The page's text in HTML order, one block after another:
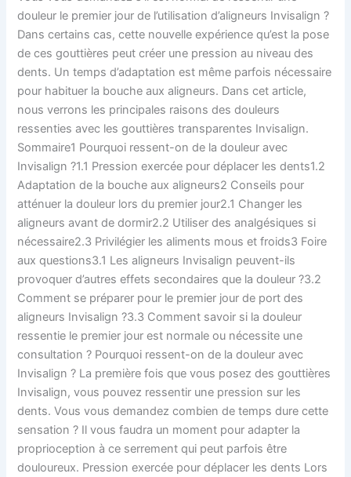
douleur le premier jour de l’utilisation d’aligneurs Invisalign ?
Dans certains cas, cette nouvelle expérience qu’est la pose
de ces gouttières peut créer une pression au niveau des
dents. Un temps d’adaptation est même parfois nécessaire
pour habituer la bouche aux aligneurs. Dans cet article,
nous verrons les principales raisons des douleurs
ressenties avec les gouttières transparentes Invisalign.
Sommaire1 Pourquoi ressent-on de la douleur avec
Invisalign ?1.1 Pression exercée pour déplacer les dents1.2
Adaptation de la bouche aux aligneurs2 Conseils pour
atténuer la douleur lors du premier jour2.1 Changer les
aligneurs avant de dormir2.2 Utiliser des analgésiques si
nécessaire2.3 Privilégier les aliments mous et froids3 Foire
aux questions3.1 Les aligneurs Invisalign peuvent-ils
provoquer d’autres effets secondaires que la douleur ?3.2
Comment se préparer pour le premier jour de port des
aligneurs Invisalign ?3.3 Comment savoir si la douleur
ressentie le premier jour est normale ou nécessite une
consultation ? Pourquoi ressent-on de la douleur avec
Invisalign ? La première fois que vous posez des gouttières
Invisalign, vous pouvez ressentir une pression sur les
dents. Vous vous demandez combien de temps dure cette
sensation ? Il vous faudra un moment pour adapter la
proprioception à ce serrement qui peut parfois être
douloureux. Pression exercée pour déplacer les dents Lors